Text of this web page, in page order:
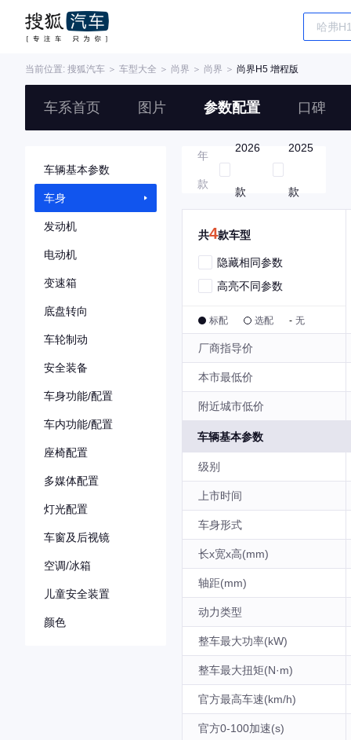
当前位置: 搜狐汽车 ＞ 车型大全 ＞ 尚界 ＞ 尚界 ＞ 尚界H5 增程版
车系首页 图片 参数配置 口碑
车辆基本参数
车身
发动机
电动机
变速箱
底盘转向
车轮制动
安全装备
车身功能/配置
车内功能/配置
座椅配置
多媒体配置
灯光配置
车窗及后视镜
空调/冰箱
儿童安全装置
颜色
年
款
2026
款
2025
款
共4款车型
隐藏相同参数
高亮不同参数
标配 选配 - 无
厂商指导价
本市最低价
附近城市低价
车辆基本参数
级别
上市时间
车身形式
长x宽x高(mm)
轴距(mm)
动力类型
整车最大功率(kW)
整车最大扭矩(N·m)
官方最高车速(km/h)
官方0-100加速(s)